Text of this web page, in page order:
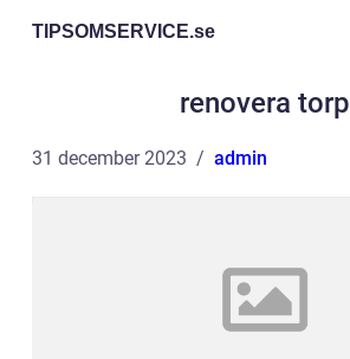
TIPSOMSERVICE.se
renovera torp
31 december 2023 admin